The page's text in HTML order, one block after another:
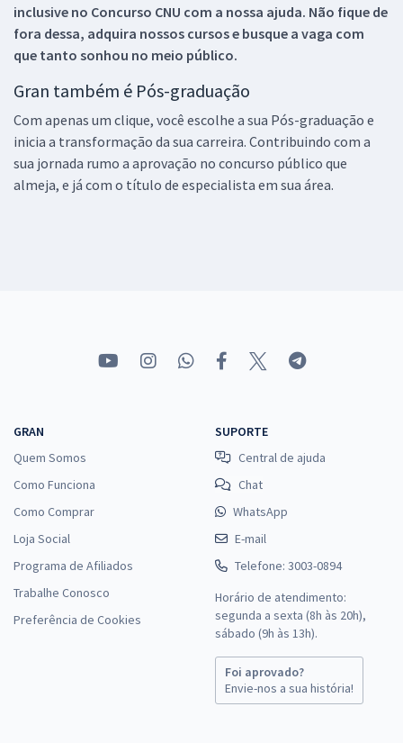
inclusive no Concurso CNU com a nossa ajuda. Não fique de
fora dessa, adquira nossos cursos e busque a vaga com
que tanto sonhou no meio público.
Gran também é Pós-graduação
Com apenas um clique, você escolhe a sua Pós-graduação e
inicia a transformação da sua carreira. Contribuindo com a
sua jornada rumo a aprovação no concurso público que
almeja, e já com o título de especialista em sua área.
GRAN
Quem Somos
Como Funciona
Como Comprar
Loja Social
Programa de Afiliados
Trabalhe Conosco
Preferência de Cookies
SUPORTE
Central de ajuda
Chat
WhatsApp
E-mail
Telefone: 3003-0894
Horário de atendimento:
segunda a sexta (8h às 20h),
sábado (9h às 13h).
Foi aprovado?
Envie-nos a sua história!